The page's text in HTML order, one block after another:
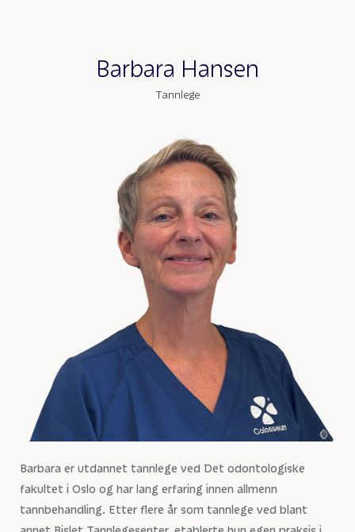
Barbara Hansen
Tannlege
Barbara er utdannet tannlege ved Det odontologiske
fakultet i Oslo og har lang erfaring innen allmenn
tannbehandling. Etter flere år som tannlege ved blant